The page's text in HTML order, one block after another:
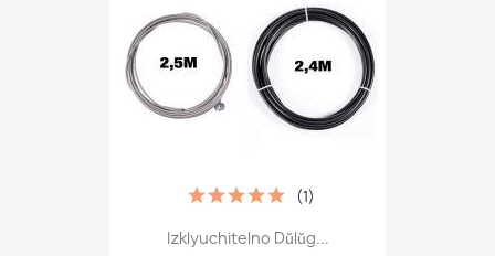
Izklyuchitelno Dŭlŭg...
(1)